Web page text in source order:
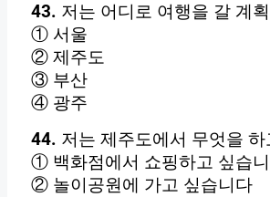
43. 저는 어디로 여행을 갈 계
① 서울
② 제주도
③ 부산
④ 광주
44. 저는 제주도에서 무엇을
① 백화점에서 쇼핑하고 싶습
② 놀이공원에 가고 싶습니다